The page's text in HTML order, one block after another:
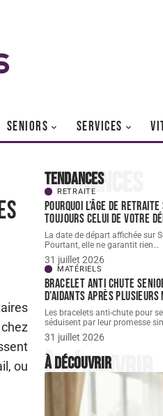
SENIORS SERVICES
ou
Tendances
Tendances
RETRAITE
Pourquoi l’âge de
toujours celui de votre
La date de départ affichée sur
Pourtant, elle ne garantit rien…
31 juillet 2026
MATÉRIELS
Bracelet Anti chute
d’aidants après plusieurs
Les bracelets anti-chute pour
séduisent par leur promesse
31 juillet 2026
À découvrir
À découvrir